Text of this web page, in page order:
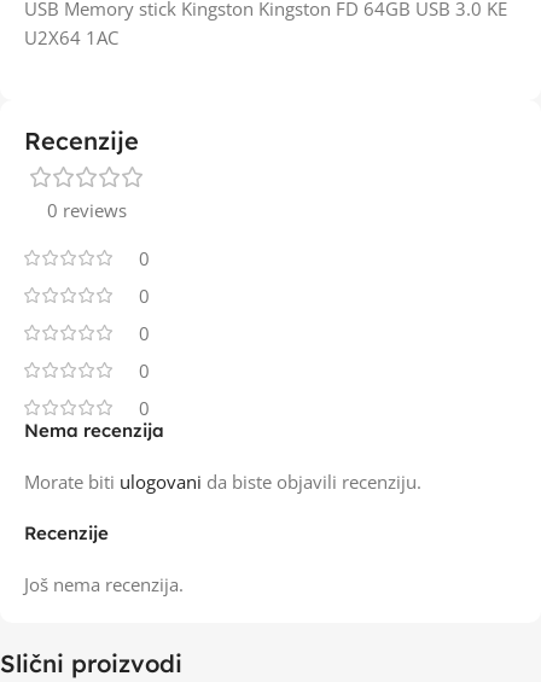
USB Memory stick Kingston Kingston FD 64GB USB 3.0 KE
U2X64 1AC
Recenzije
0 reviews
0
0
0
0
0
Recenzije
Još nema recenzija.
Nema recenzija
Morate biti ulogovani da biste objavili recenziju.
Slični proizvodi